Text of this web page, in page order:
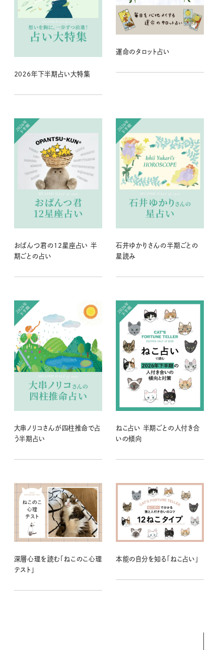
2026年下半期占い大特集
運命のタロット占い
おぱんつ君の12星座占い 半
期ごとの占い
石井ゆかりさんの半期ごとの
星読み
大串ノリコさんが四柱推命で占
う半期占い
ねこ占い 半期ごとの人付き合
いの傾向
深層心理を読む「ねこのこ心理
テスト」
本能の自分を知る「ねこ占い」